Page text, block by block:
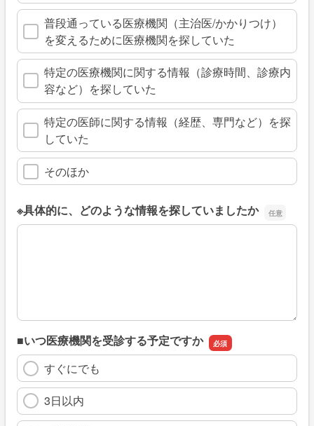
普段通っている医療機関（主治医/かかりつけ）
を変えるために医療機関を探していた
特定の医療機関に関する情報（診療時間、診療内
容など）を探していた
特定の医師に関する情報（経歴、専門など）を探
していた
そのほか
※具体的に、どのような情報を探していましたか
※具体的に、どのような情報を探していましたか
■いつ医療機関を受診する予定ですか
すぐにでも
3日以内